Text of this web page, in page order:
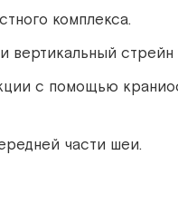
комплекса.
вертикальный стрейн
с помощью
части шеи.